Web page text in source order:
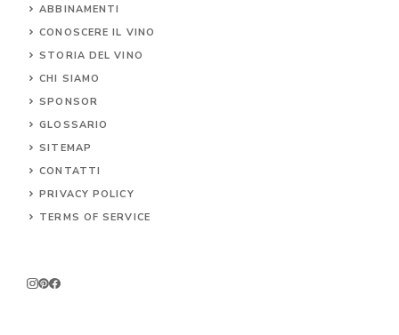
ABBINAMENTI
CONOSCERE IL VINO
STORIA DEL VINO
CHI SIAMO
SPONSOR
GLOSSARIO
SITEMAP
CONTATTI
PRIVACY POLICY
TERMS OF SERVICE